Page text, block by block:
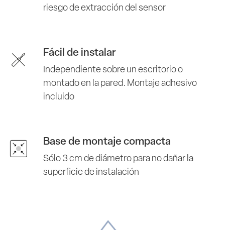
riesgo de extracción del sensor
Fácil de instalar
Independiente sobre un escritorio o
montado en la pared. Montaje adhesivo
incluido
Base de montaje compacta
Sólo 3 cm de diámetro para no dañar la
superficie de instalación